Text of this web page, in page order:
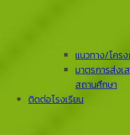
แนวทาง/โคร
มาตรการส่งเ
สถานศึกษา
ติดต่อโรงเรียน